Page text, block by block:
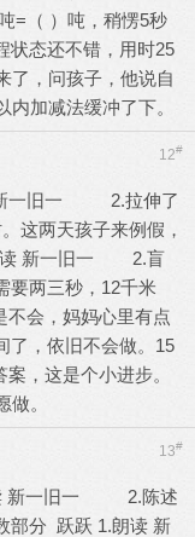
=（ ）吨，稍愣5秒
状态还不错，用时25
了，问孩子，他说自
加减法缓冲了下。
12#
新一旧一 2.拉伸了
这两天孩子来例假，
读 新一旧一 2.盲
要两三秒，12千米
不会，妈妈心里有点
了，依旧不会做。15
，这是个小进步。
。
13#
读 新一旧一 2.陈述
分 跃跃 1.朗读 新